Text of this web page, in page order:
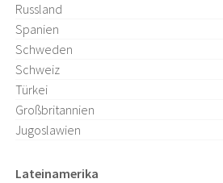
Russland
Spanien
Schweden
Schweiz
Türkei
Großbritannien
Jugoslawien
Lateinamerika